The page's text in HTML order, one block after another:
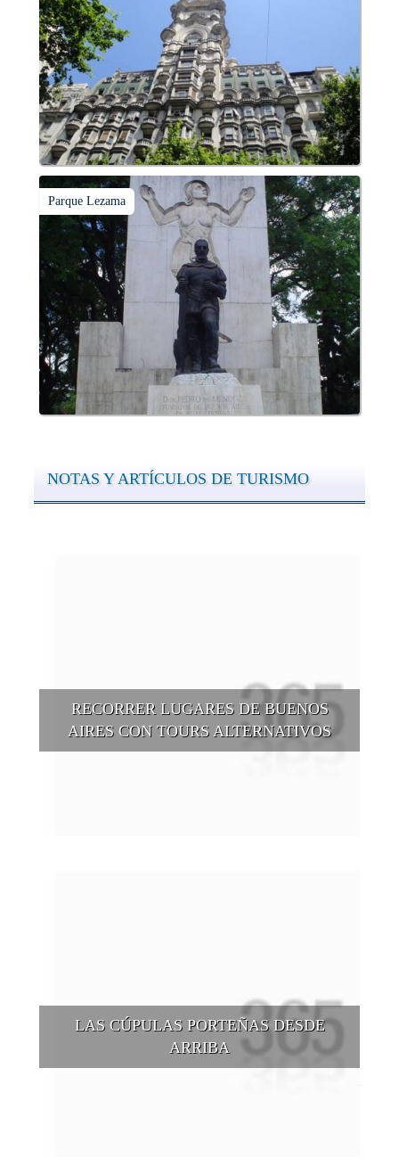
Parque Lezama
NOTAS Y ARTÍCULOS DE TURISMO
RECORRER LUGARES DE BUENOS
AIRES CON TOURS ALTERNATIVOS
LAS CÚPULAS PORTEÑAS DESDE
ARRIBA